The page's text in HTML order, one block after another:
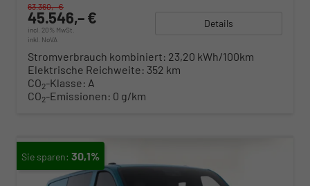
45.546,– €
incl. 20% MwSt.
inkl. NoVA
63.360,– €
Details
Stromverbrauch kombiniert: 23,20 kWh/100km
Elektrische Reichweite: 352 km
CO2-Klasse: A
CO2-Emissionen: 0 g/km
30,1%